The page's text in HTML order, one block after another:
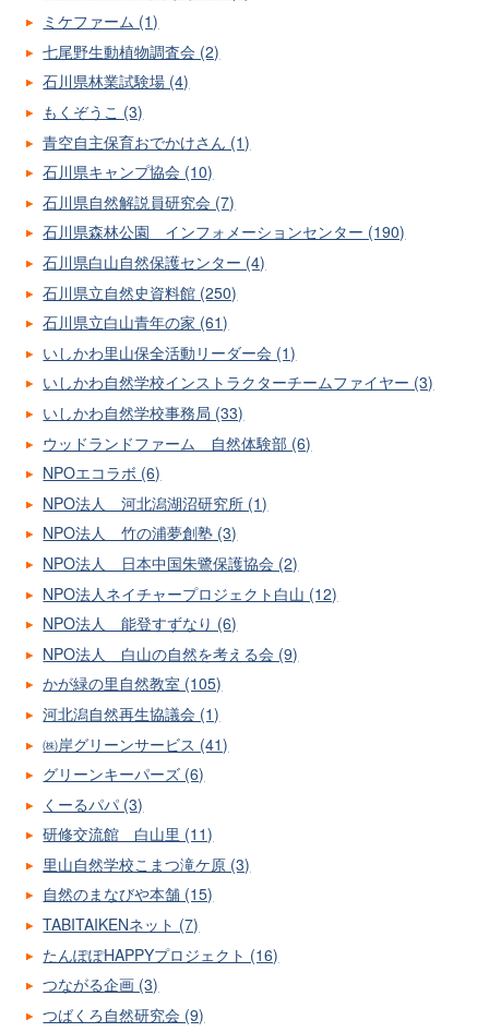
ミケファーム (1)
七尾野生動植物調査会 (2)
石川県林業試験場 (4)
もくぞうこ (3)
青空自主保育おでかけさん (1)
石川県キャンプ協会 (10)
石川県自然解説員研究会 (7)
石川県森林公園 インフォメーションセンター (190)
石川県白山自然保護センター (4)
石川県立自然史資料館 (250)
石川県立白山青年の家 (61)
いしかわ里山保全活動リーダー会 (1)
いしかわ自然学校インストラクターチームファイヤー (3)
いしかわ自然学校事務局 (33)
ウッドランドファーム 自然体験部 (6)
NPOエコラボ (6)
NPO法人 河北潟湖沼研究所 (1)
NPO法人 竹の浦夢創塾 (3)
NPO法人 日本中国朱鷺保護協会 (2)
NPO法人ネイチャープロジェクト白山 (12)
NPO法人 能登すずなり (6)
NPO法人 白山の自然を考える会 (9)
かが緑の里自然教室 (105)
河北潟自然再生協議会 (1)
㈱岸グリーンサービス (41)
グリーンキーパーズ (6)
くーるパパ (3)
研修交流館 白山里 (11)
里山自然学校こまつ滝ケ原 (3)
自然のまなびや本舗 (15)
TABITAIKENネット (7)
たんぽぽHAPPYプロジェクト (16)
つながる企画 (3)
つばくろ自然研究会 (9)